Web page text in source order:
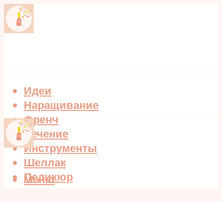
Идеи
Наращивание
Френч
Лечение
Инструменты
Шеллак
Педикюр
Меню